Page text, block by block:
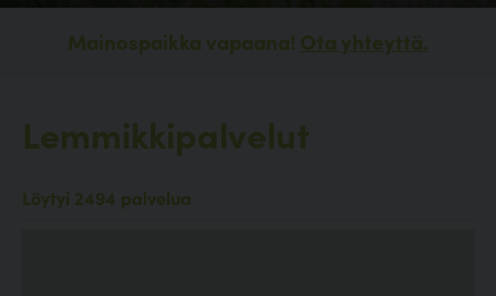
Mainospaikka vapaana! Ota yhteyttä.
Lemmikkipalvelut
Löytyi 2494 palvelua